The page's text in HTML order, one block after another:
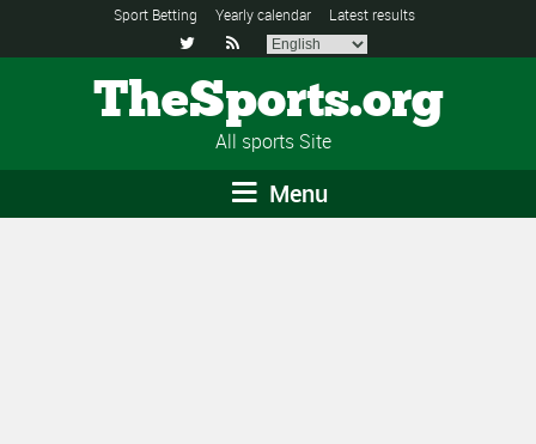
Sport Betting Yearly calendar Latest results
 
TheSports.org
All sports Site
Menu